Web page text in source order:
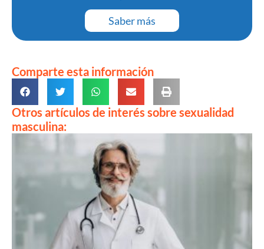
Saber más
Comparte esta información
Otros artículos de interés sobre sexualidad
masculina: